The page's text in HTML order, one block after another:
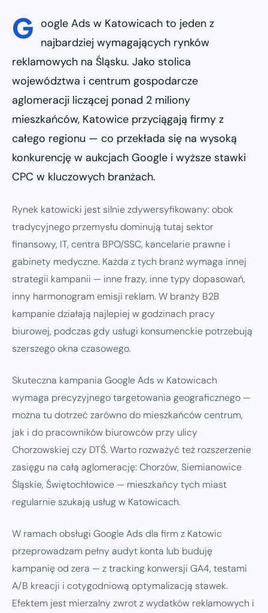
G oogle Ads w Katowicach to jeden z
najbardziej wymagających rynków
reklamowych na Śląsku. Jako stolica
województwa i centrum gospodarcze
aglomeracji liczącej ponad 2 miliony
mieszkańców, Katowice przyciągają firmy z
całego regionu — co przekłada się na wysoką
konkurencję w aukcjach Google i wyższe stawki
CPC w kluczowych branżach.
Rynek katowicki jest silnie zdywersyfikowany: obok
tradycyjnego przemysłu dominują tutaj sektor
finansowy, IT, centra BPO/SSC, kancelarie prawne i
gabinety medyczne. Każda z tych branż wymaga innej
strategii kampanii — inne frazy, inne typy dopasowań,
inny harmonogram emisji reklam. W branży B2B
kampanie działają najlepiej w godzinach pracy
biurowej, podczas gdy usługi konsumenckie potrzebują
szerszego okna czasowego.
Skuteczna kampania Google Ads w Katowicach
wymaga precyzyjnego targetowania geograficznego —
można tu dotrzeć zarówno do mieszkańców centrum,
jak i do pracowników biurowców przy ulicy
Chorzowskiej czy DTŚ. Warto rozważyć też rozszerzenie
zasięgu na całą aglomerację: Chorzów, Siemianowice
Śląskie, Świętochłowice — mieszkańcy tych miast
regularnie szukają usług w Katowicach.
W ramach obsługi Google Ads dla firm z Katowic
przeprowadzam pełny audyt konta lub buduję
kampanię od zera — z tracking konwersji GA4, testami
A/B kreacji i cotygodniową optymalizacją stawek.
Efektem jest mierzalny zwrot z wydatków reklamowych i